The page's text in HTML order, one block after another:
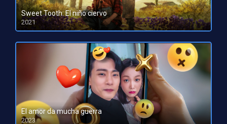
Sweet Tooth: El niño ciervo
2021
HD 1080pHD 720p
El amor da mucha guerra
2023